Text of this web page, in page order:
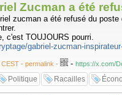
Zucman a été
zucman a été refusé du
c'est TOUJOURS pourri.
gabriel-zucman-
- permalink - - https://x.com/
Politique Racailles